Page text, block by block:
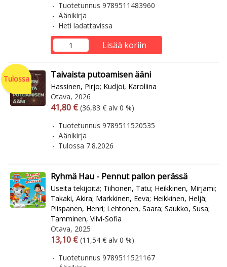
Tuotetunnus 9789511483960
Äänikirja
Heti ladattavissa
Lisää koriin
Tulossa Taivaista putoamisen ääni
Hassinen, Pirjo; Kudjoi, Karoliina
Otava, 2026
Arvonlisäverollinen hinta
41,80 € Arvonlisäveroton hinta
(36,83 € alv 0 %)
Tuotetunnus 9789511520535
Äänikirja
Tulossa 7.8.2026
Ryhmä Hau - Pennut pallon perässä
Useita tekijöitä; Tiihonen, Tatu; Heikkinen, Mirjami;
Takaki, Akira; Markkinen, Eeva; Heikkinen, Heljä;
Piispanen, Henri; Lehtonen, Saara; Saukko, Susa;
Tamminen, Viivi-Sofia
Otava, 2025
Arvonlisäverollinen hinta
13,10 € Arvonlisäveroton hinta
(11,54 € alv 0 %)
Tuotetunnus 9789511521167